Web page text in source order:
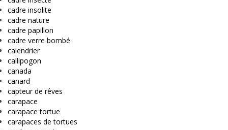
cadre insolite
cadre nature
cadre papillon
cadre verre bombé
calendrier
callipogon
canada
canard
capteur de rêves
carapace
carapace tortue
carapaces de tortues